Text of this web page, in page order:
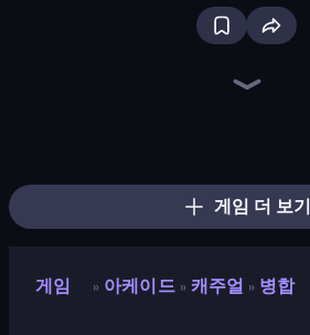
게임 더 보기
게임 » 아케이드 » 캐주얼 » 병합